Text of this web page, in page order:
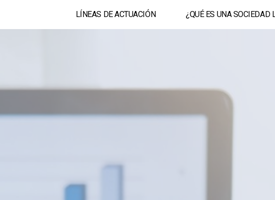
LÍNEAS DE ACTUACIÓN ¿QUÉ ES UNA SOCIEDAD